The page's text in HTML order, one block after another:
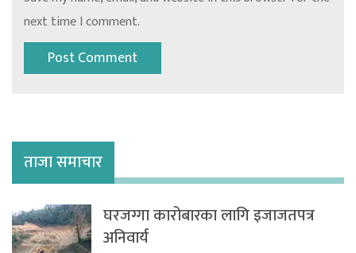
next time I comment.
ताजा समाचार
घरजग्गा कारोबारका लागि इजाजतपत्र
अनिवार्य